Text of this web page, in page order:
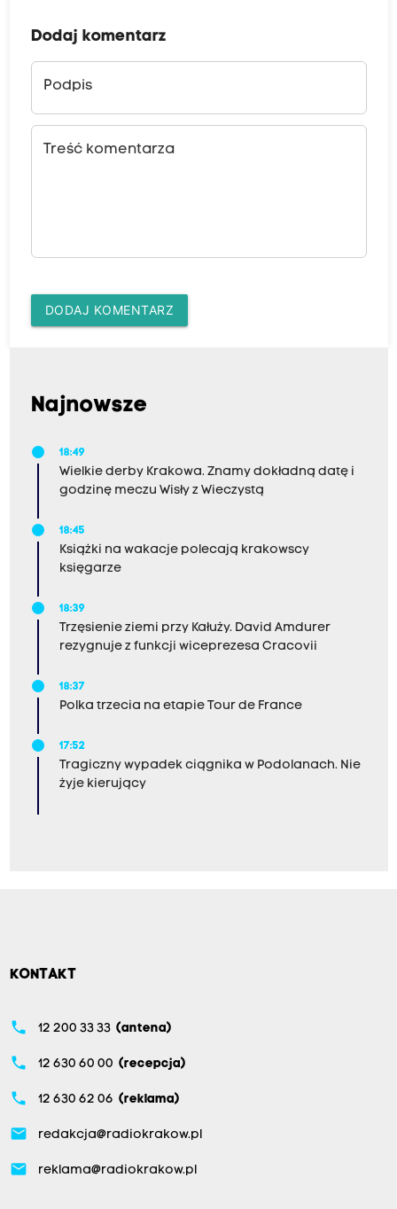
Dodaj komentarz
Podpis
Treść komentarza
DODAJ KOMENTARZ
Najnowsze
18:49
Wielkie derby Krakowa. Znamy dokładną datę i
godzinę meczu Wisły z Wieczystą
18:45
Książki na wakacje polecają krakowscy
księgarze
18:39
Trzęsienie ziemi przy Kałuży. David Amdurer
rezygnuje z funkcji wiceprezesa Cracovii
18:37
Polka trzecia na etapie Tour de France
17:52
Tragiczny wypadek ciągnika w Podolanach. Nie
żyje kierujący
KONTAKT
phone 12 200 33 33 (antena)
phone 12 630 60 00 (recepcja)
phone 12 630 62 06 (reklama)
email redakcja@radiokrakow.pl
email reklama@radiokrakow.pl